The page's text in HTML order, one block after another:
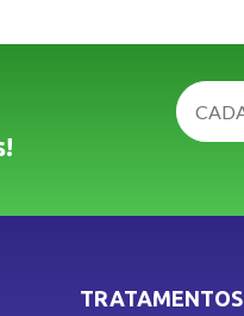
TRATAMENTOS